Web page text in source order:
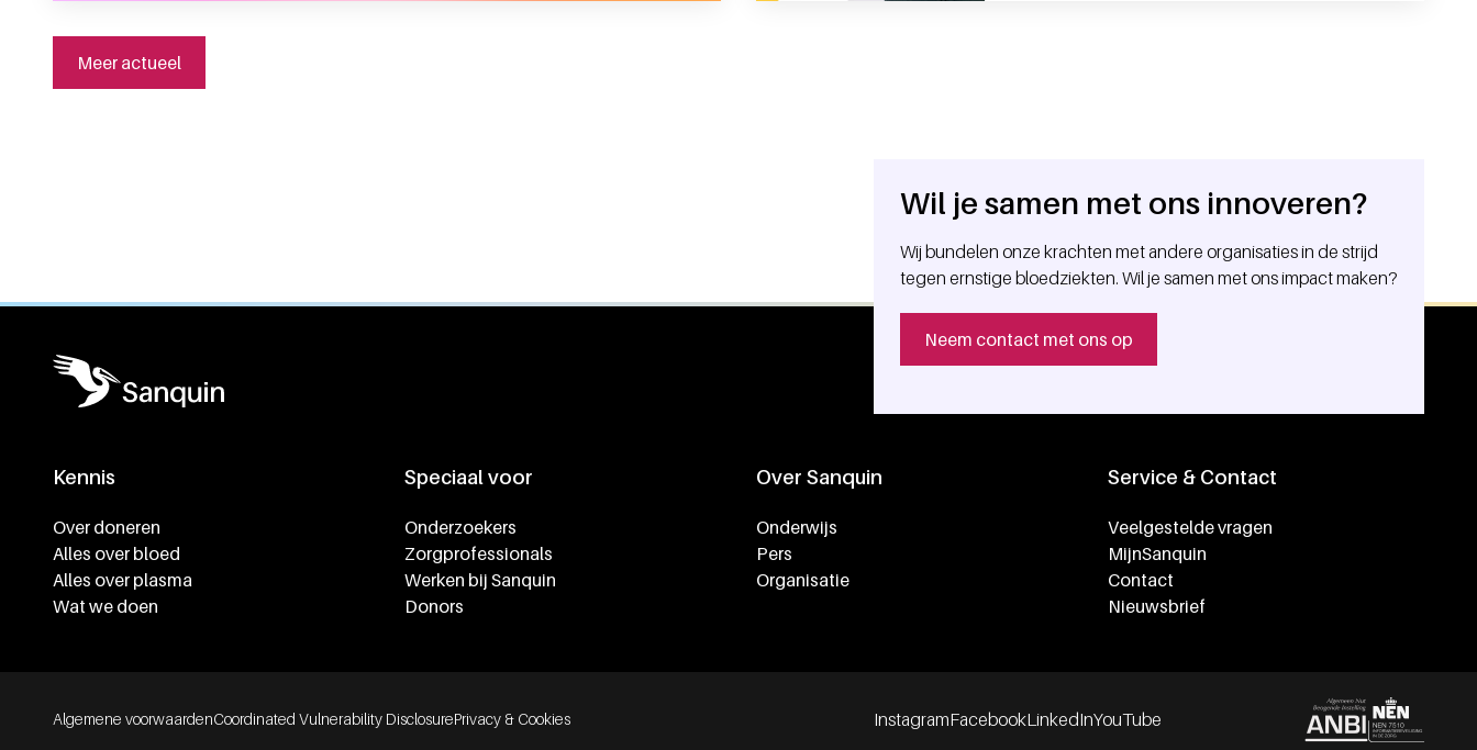
Meer actueel
Wil je samen met ons innoveren?
Wij bundelen onze krachten met andere organisaties in de strijd
tegen ernstige bloedziekten. Wil je samen met ons impact maken?
Neem contact met ons op
Kennis
Over doneren
Alles over bloed
Alles over plasma
Wat we doen
Speciaal voor
Onderzoekers
Zorgprofessionals
Werken bij Sanquin
Donors
Over Sanquin
Onderwijs
Pers
Organisatie
Service & Contact
Veelgestelde vragen
MijnSanquin
Contact
Nieuwsbrief
Footer bottom navigation
Algemene voorwaardenCoordinated Vulnerability DisclosurePrivacy & Cookies InstagramFacebookLinkedInYouTube
Partners